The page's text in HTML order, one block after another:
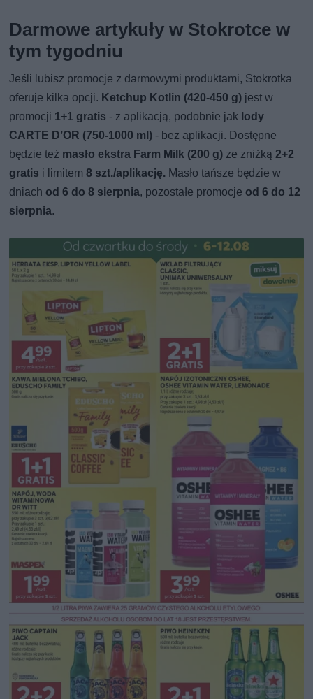
Darmowe artykuły w Stokrotce w
tym tygodniu
Jeśli lubisz promocje z darmowymi produktami, Stokrotka
oferuje kilka opcji. Ketchup Kotlin (420-450 g) jest w
promocji 1+1 gratis - z aplikacją, podobnie jak lody
CARTE D’OR (750-1000 ml) - bez aplikacji. Dostępne
będzie też masło ekstra Farm Milk (200 g) ze zniżką2+2
gratis i limitem8 szt./aplikację. Masło tańsze będzie w
dniach od 6 do 8 sierpnia, pozostałe promocje od 6 do 12
sierpnia.